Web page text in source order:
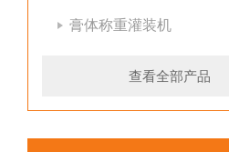
膏体称重灌装机
查看全部产品